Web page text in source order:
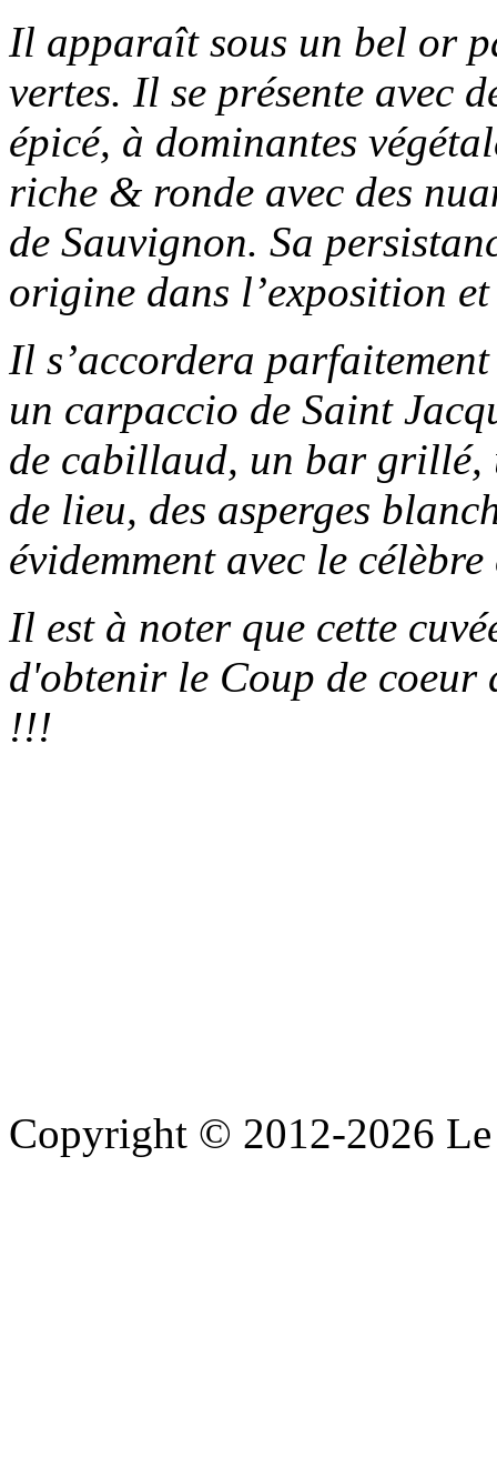
Il apparaît sous un bel or
vertes. Il se présente avec
épicé, à dominantes
riche & ronde avec des
de Sauvignon. Sa
origine dans l’exposition
Il s’accordera
un carpaccio de Saint
de cabillaud, un bar grillé,
de lieu, des asperges
évidemment avec le
Il est à noter que cette
d'obtenir le Coup de coeur
!!!
Copyright © 2012-2026 Le